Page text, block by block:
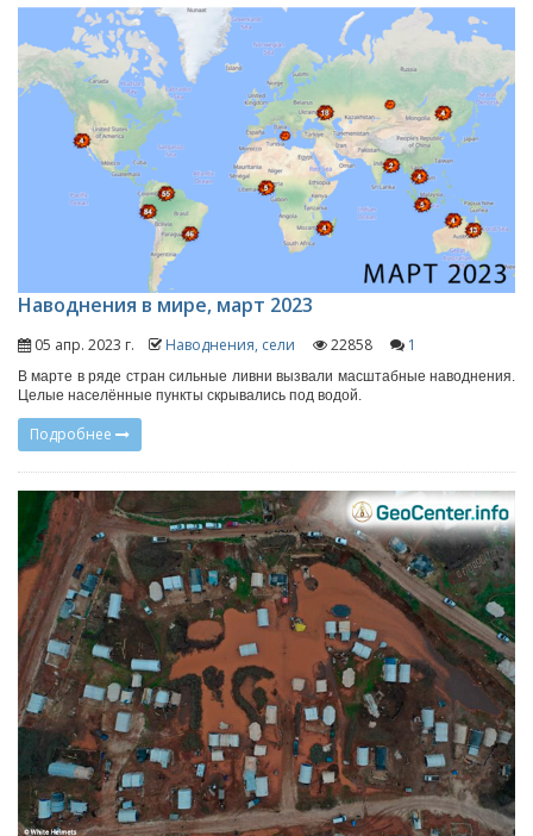
Наводнения в мире, март 2023
05 апр. 2023 г. Наводнения, сели 22858 1
В марте в ряде стран сильные ливни вызвали масштабные наводнения.
Целые населённые пункты скрывались под водой.
Подробнее